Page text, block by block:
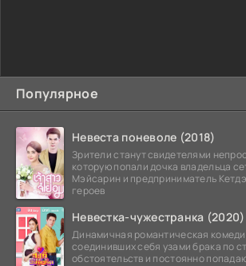
Популярное
Невеста поневоле (2018)
Зрители станут свидетелями
которую попали дочка владельца
Мэйсарин и предприниматель
героев
Невестка-чужестранка (2020)
Динамичная романтическая
соединивших себя узами брака по
обстоятельств и постоянно